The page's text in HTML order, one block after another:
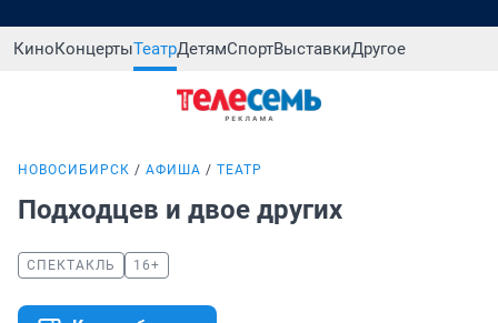
КиноКонцертыТеатрДетямСпортВыставкиДругое
НОВОСИБИРСК АФИША ТЕАТР
Подходцев и двое других
СПЕКТАКЛЬ 16+